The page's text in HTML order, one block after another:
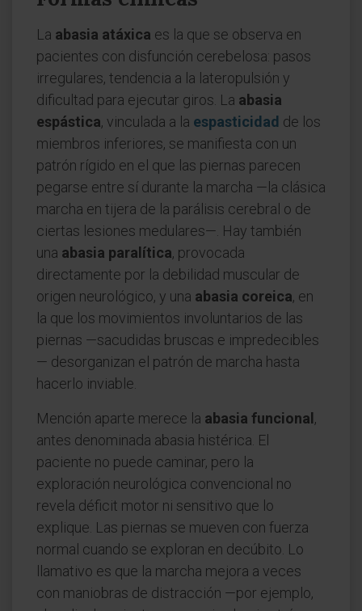
La abasia atáxica es la que se observa en
pacientes con disfunción cerebelosa: pasos
irregulares, tendencia a la lateropulsión y
dificultad para ejecutar giros. La abasia
espástica, vinculada a la espasticidad de los
miembros inferiores, se manifiesta con un
patrón rígido en el que las piernas parecen
pegarse entre sí durante la marcha —la clásica
marcha en tijera de la parálisis cerebral o de
ciertas lesiones medulares—. Hay también
una abasia paralítica, provocada
directamente por la debilidad muscular de
origen neurológico, y una abasia coreica, en
la que los movimientos involuntarios de las
piernas —sacudidas bruscas e impredecibles
— desorganizan el patrón de marcha hasta
hacerlo inviable.
Mención aparte merece la abasia funcional ,
antes denominada abasia histérica. El
paciente no puede caminar, pero la
exploración neurológica convencional no
revela déficit motor ni sensitivo que lo
explique. Las piernas se mueven con fuerza
normal cuando se exploran en decúbito. Lo
llamativo es que la marcha mejora a veces
con maniobras de distracción —por ejemplo,